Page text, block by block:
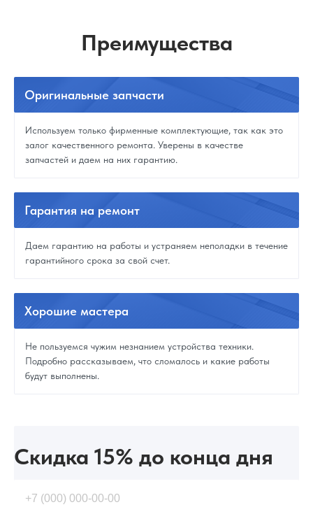
Преимущества
Оригинальные запчасти
Используем только фирменные комплектующие, так как это
залог качественного ремонта. Уверены в качестве
запчастей и даем на них гарантию.
Гарантия на ремонт
Даем гарантию на работы и устраняем неполадки в течение
гарантийного срока за свой счет.
Хорошие мастера
Не пользуемся чужим незнанием устройства техники.
Подробно рассказываем, что сломалось и какие работы
будут выполнены.
Скидка 15% до конца дня